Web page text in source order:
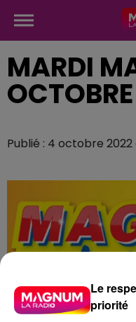
MARDI
OCTOBRE
Publié : 4 octobre 2022
Le
priorité